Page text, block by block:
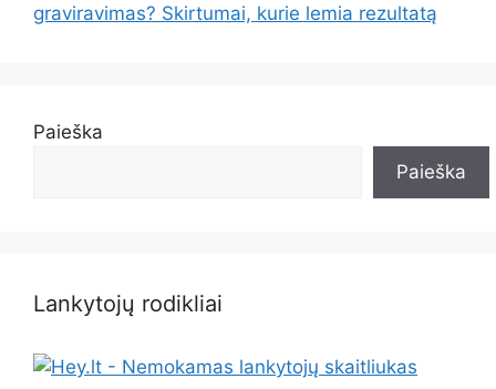
graviravimas? Skirtumai, kurie lemia rezultatą
Paieška
Paieška
Lankytojų rodikliai